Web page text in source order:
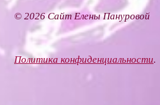
© 2026 Сайт Елены Пануровой
Политика конфиденциальности.